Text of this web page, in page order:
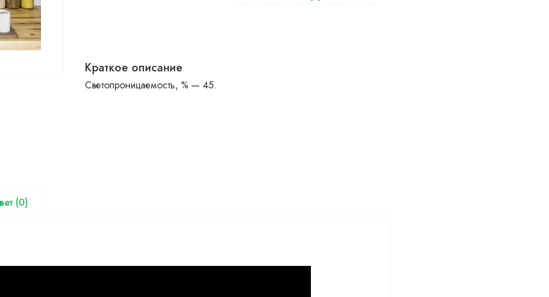
Краткое описание
Светопроницаемость, % — 45.
(0)